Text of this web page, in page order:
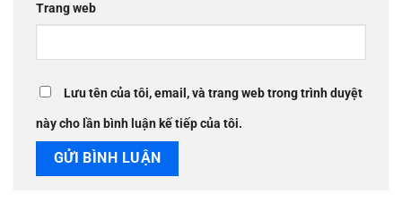
Trang web
Lưu tên của tôi, email, và trang web trong trình duyệt
này cho lần bình luận kế tiếp của tôi.